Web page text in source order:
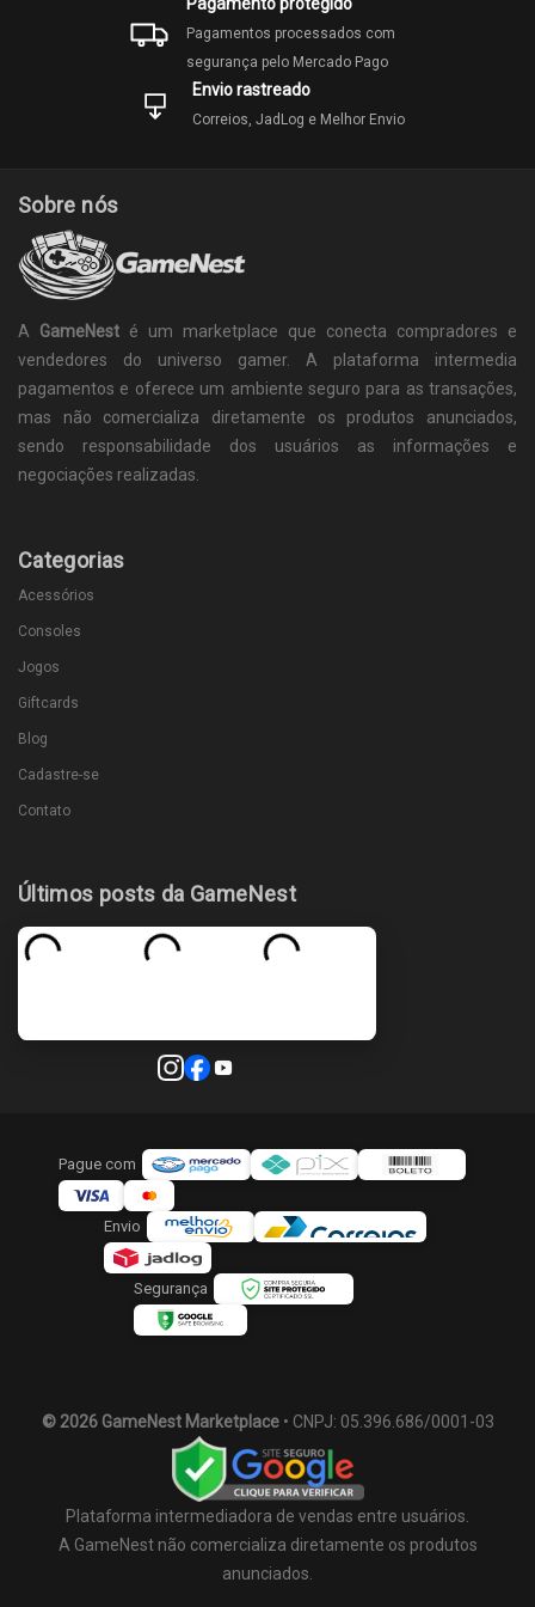
Pagamento protegido
Pagamentos processados com
segurança pelo Mercado Pago
Envio rastreado
Correios, JadLog e Melhor Envio
Sobre nós
A GameNest é um marketplace que conecta compradores e
vendedores do universo gamer. A plataforma intermedia
pagamentos e oferece um ambiente seguro para as transações,
mas não comercializa diretamente os produtos anunciados,
sendo responsabilidade dos usuários as informações e
negociações realizadas.
Categorias
Acessórios
Consoles
Jogos
Giftcards
Blog
Cadastre-se
Contato
Últimos posts da GameNest
Pague com
Envio
Segurança
© 2026 GameNest Marketplace• CNPJ: 05.396.686/0001-03
Plataforma intermediadora de vendas entre usuários.
A GameNest não comercializa diretamente os produtos
anunciados.